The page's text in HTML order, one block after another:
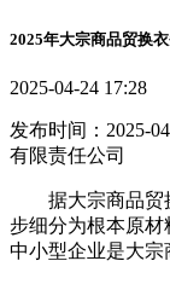
2025年大宗商品贸换
2025-04-24 17:28
发布时间：2025-
有限责任公司
据大宗商品贸换
步细分为根本原材
中小型企业是大宗